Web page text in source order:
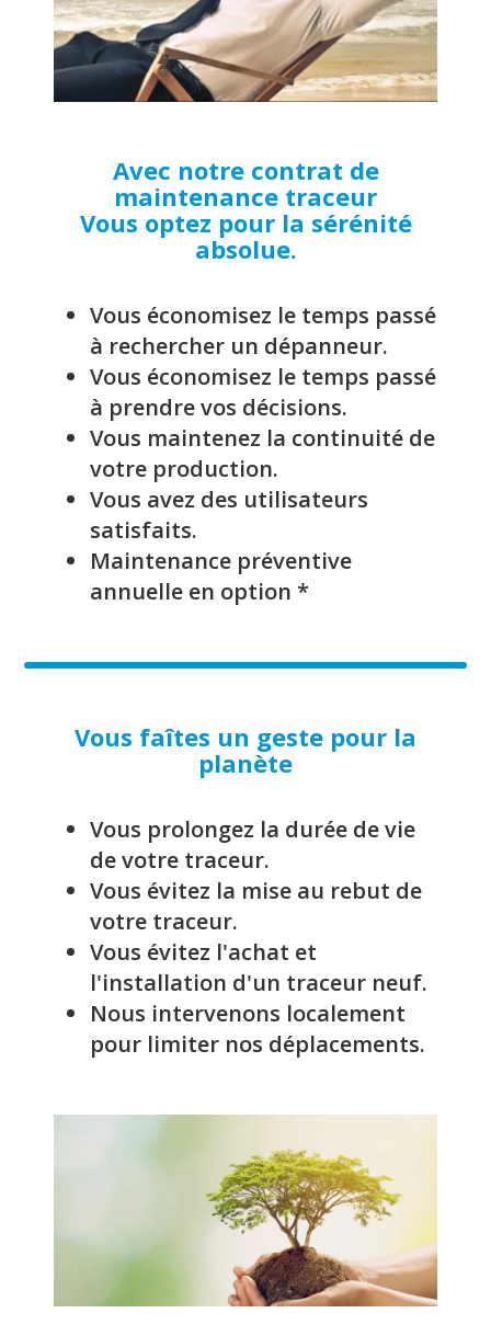
Avec notre contrat de
maintenance traceur
Vous optez pour la sérénité
absolue.
Vous économisez le temps passé
à rechercher un dépanneur.
Vous économisez le temps passé
à prendre vos décisions.
Vous maintenez la continuité de
votre production.
Vous avez des utilisateurs
satisfaits.
Maintenance préventive
annuelle en option *
Vous faîtes un geste pour la
planète
Vous prolongez la durée de vie
de votre traceur.
Vous évitez la mise au rebut de
votre traceur.
Vous évitez l'achat et
l'installation d'un traceur neuf.
Nous intervenons localement
pour limiter nos déplacements.